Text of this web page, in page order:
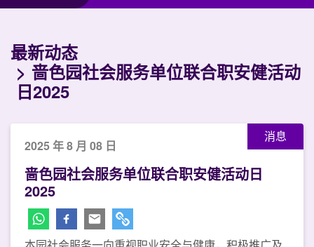
最新动态
啬色园社会服务单位联合职安健活动
日2025
消息
2025 年 8 月 08 日
啬色园社会服务单位联合职安健活动日
2025